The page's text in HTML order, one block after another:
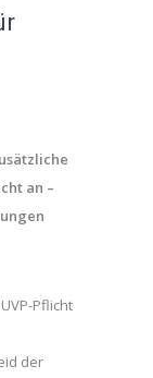
an –
Pflicht
der